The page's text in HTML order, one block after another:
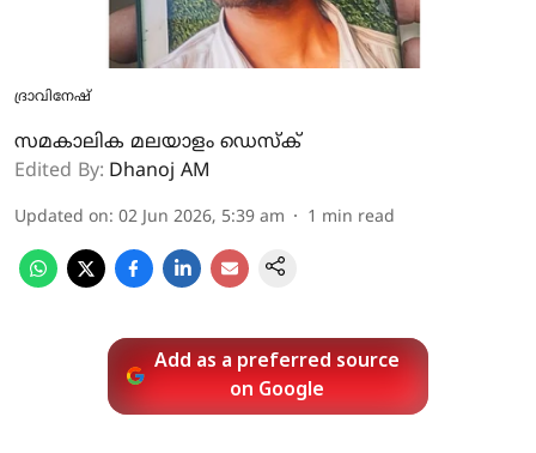
ദ്രാവിനേഷ്
സമകാലിക മലയാളം ഡെസ്ക്
Edited By: Dhanoj AM
Updated on: 02 Jun 2026, 5:39 am 1 min read
Add as a preferred source
on Google